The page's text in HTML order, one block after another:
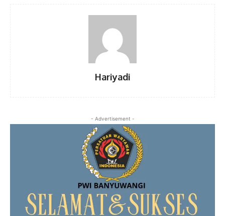
Hariyadi
- Advertisement -